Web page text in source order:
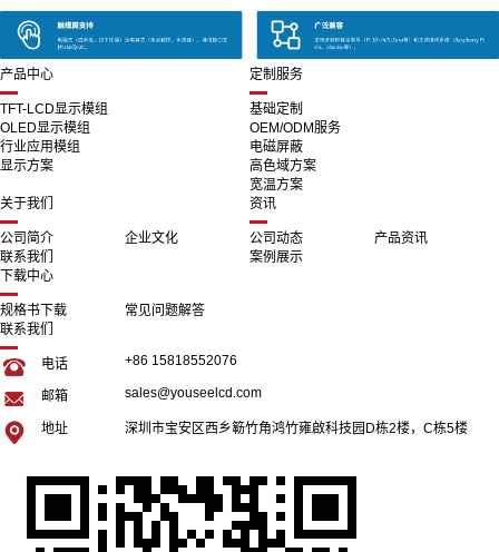
产品中心
TFT-LCD显示模组
OLED显示模组
行业应用模组
显示方案
定制服务
基础定制
OEM/ODM服务
电磁屏蔽
高色域方案
宽温方案
关于我们
公司简介
企业文化
联系我们
资讯
公司动态
产品资讯
案例展示
下载中心
规格书下载
常见问题解答
联系我们
电话 +86 15818552076
邮箱 sales@youseelcd.com
地址 深圳市宝安区西乡簕竹角鸿竹雍啟科技园D栋2楼，C栋5楼